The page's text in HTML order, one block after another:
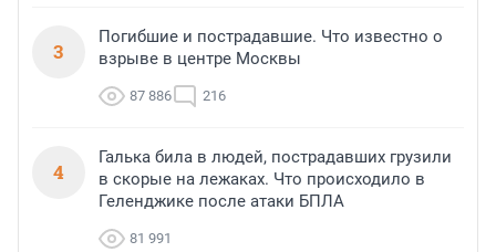
3
Погибшие и пострадавшие. Что известно о
взрыве в центре Москвы
87 886 216
4
Галька била в людей, пострадавших грузили
в скорые на лежаках. Что происходило в
Геленджике после атаки БПЛА
81 991